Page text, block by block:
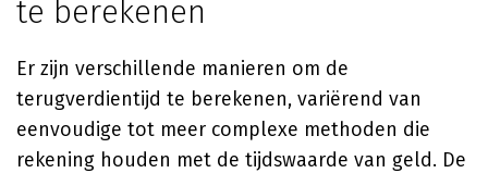
te berekenen
Er zijn verschillende manieren om de
terugverdientijd te berekenen, variërend van
eenvoudige tot meer complexe methoden die
rekening houden met de tijdswaarde van geld. De